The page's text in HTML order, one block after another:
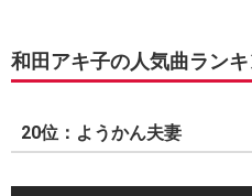
和田アキ子の人気曲ラン
20位：ようかん夫妻